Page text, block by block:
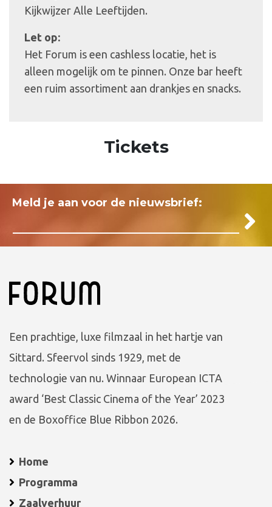
Kijkwijzer Alle Leeftijden.
Let op:
Het Forum is een cashless locatie, het is
alleen mogelijk om te pinnen. Onze bar heeft
een ruim assortiment aan drankjes en snacks.
Tickets
Meld je aan voor de nieuwsbrief:
Een prachtige, luxe filmzaal in het hartje van
Sittard. Sfeervol sinds 1929, met de
technologie van nu. Winnaar European ICTA
award ‘Best Classic Cinema of the Year’ 2023
en de Boxoffice Blue Ribbon 2026.
Home
Programma
Zaalverhuur